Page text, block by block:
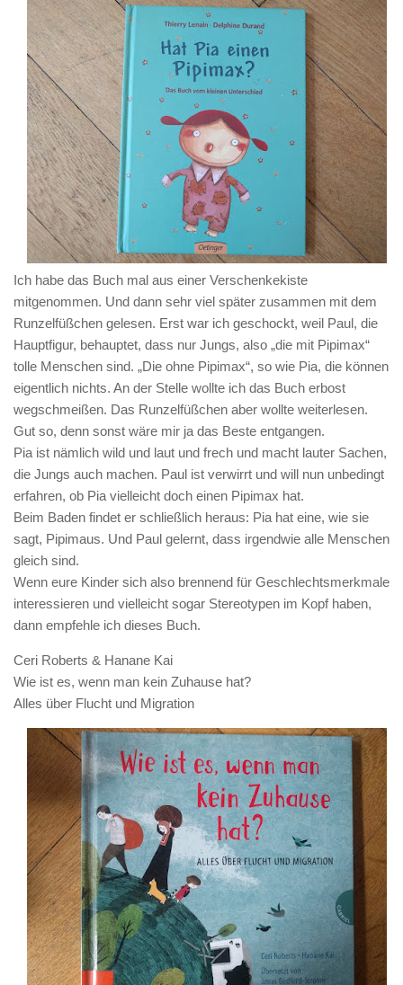
Ich habe das Buch mal aus einer Verschenkekiste
mitgenommen. Und dann sehr viel später zusammen mit dem
Runzelfüßchen gelesen. Erst war ich geschockt, weil Paul, die
Hauptfigur, behauptet, dass nur Jungs, also „die mit Pipimax“
tolle Menschen sind. „Die ohne Pipimax“, so wie Pia, die können
eigentlich nichts. An der Stelle wollte ich das Buch erbost
wegschmeißen. Das Runzelfüßchen aber wollte weiterlesen.
Gut so, denn sonst wäre mir ja das Beste entgangen.
Pia ist nämlich wild und laut und frech und macht lauter Sachen,
die Jungs auch machen. Paul ist verwirrt und will nun unbedingt
erfahren, ob Pia vielleicht doch einen Pipimax hat.
Beim Baden findet er schließlich heraus: Pia hat eine, wie sie
sagt, Pipimaus. Und Paul gelernt, dass irgendwie alle Menschen
gleich sind.
Wenn eure Kinder sich also brennend für Geschlechtsmerkmale
interessieren und vielleicht sogar Stereotypen im Kopf haben,
dann empfehle ich dieses Buch.
Ceri Roberts & Hanane Kai
Wie ist es, wenn man kein Zuhause hat?
Alles über Flucht und Migration